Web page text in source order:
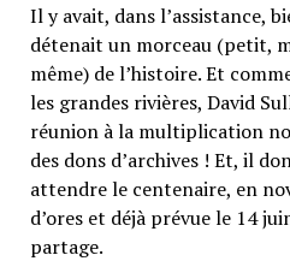
Il y avait, dans l’assistance,
détenait un morceau (petit,
même) de l’histoire. Et
les grandes rivières, David
réunion à la multiplication
des dons d’archives ! Et, il
attendre le centenaire, en
d’ores et déjà prévue le 14
partage.